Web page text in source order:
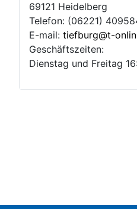
69121 Heidelberg
Telefon: (06221)
E-mail: tiefburg@t-
Geschäftszeiten:
Dienstag und Freitag